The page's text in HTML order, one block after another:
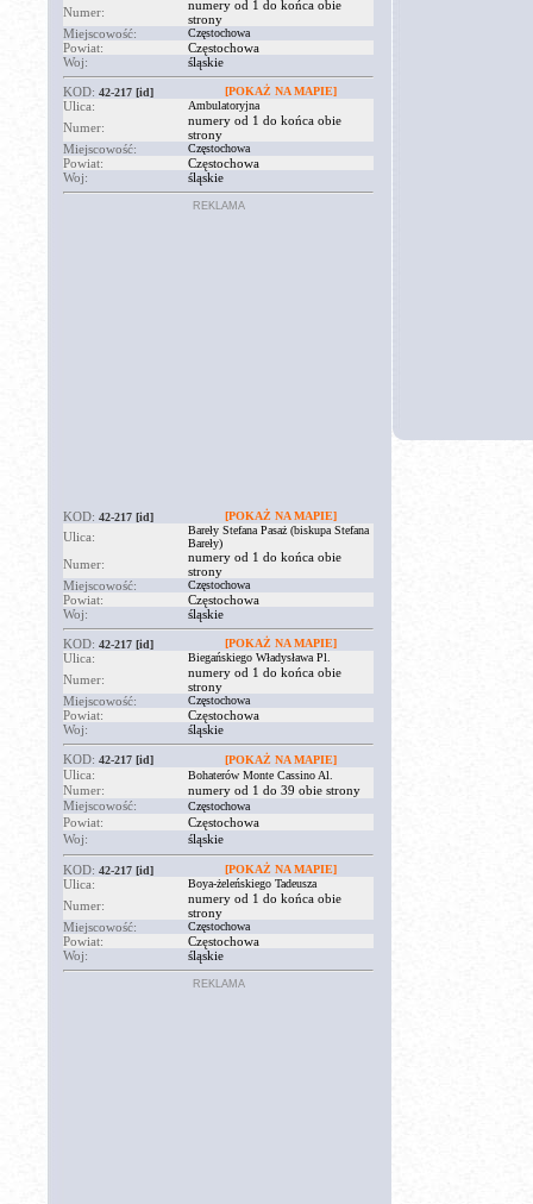
Numer:
numery od 1 do końca obie
strony
Miejscowość:
Częstochowa
Powiat:
Częstochowa
Woj:
śląskie
KOD: 42-217 [id] [POKAŻ NA MAPIE]
Ulica: Ambulatoryjna
Numer:
numery od 1 do końca obie
strony
Miejscowość:
Częstochowa
Powiat:
Częstochowa
Woj:
śląskie
REKLAMA
KOD: 42-217 [id] [POKAŻ NA MAPIE]
Ulica:
Bareły Stefana Pasaż (biskupa Stefana
Bareły)
Numer:
numery od 1 do końca obie
strony
Miejscowość:
Częstochowa
Powiat:
Częstochowa
Woj:
śląskie
KOD: 42-217 [id] [POKAŻ NA MAPIE]
Ulica: Biegańskiego Władysława Pl.
Numer:
numery od 1 do końca obie
strony
Miejscowość:
Częstochowa
Powiat:
Częstochowa
Woj:
śląskie
KOD: 42-217 [id] [POKAŻ NA MAPIE]
Ulica: Bohaterów Monte Cassino Al.
Numer:
numery od 1 do 39 obie strony
Miejscowość:
Częstochowa
Powiat:
Częstochowa
Woj:
śląskie
KOD: 42-217 [id] [POKAŻ NA MAPIE]
Ulica: Boya-żeleńskiego Tadeusza
Numer:
numery od 1 do końca obie
strony
Miejscowość:
Częstochowa
Powiat:
Częstochowa
Woj:
śląskie
REKLAMA